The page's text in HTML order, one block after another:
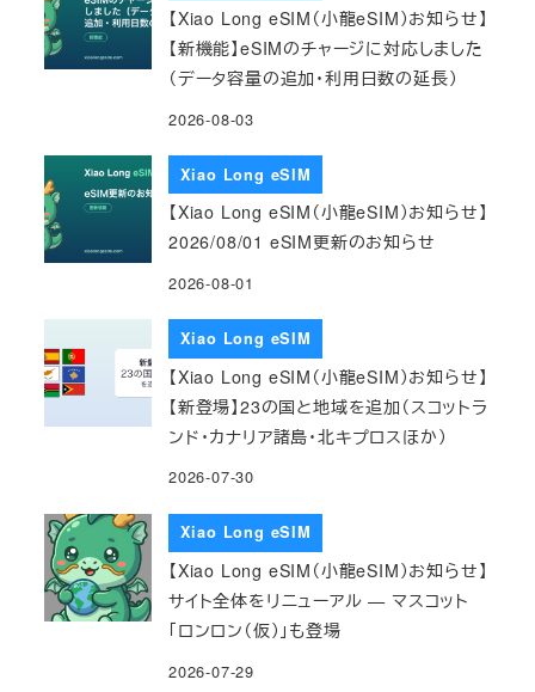
【Xiao Long eSIM（小龍eSIM）お知らせ】
【新機能】eSIMのチャージに対応しました
（データ容量の追加・利用日数の延長）
2026-08-03
Xiao Long eSIM
【Xiao Long eSIM（小龍eSIM）お知らせ】
2026/08/01 eSIM更新のお知らせ
2026-08-01
Xiao Long eSIM
【Xiao Long eSIM（小龍eSIM）お知らせ】
【新登場】23の国と地域を追加（スコットラ
ンド・カナリア諸島・北キプロスほか）
2026-07-30
Xiao Long eSIM
【Xiao Long eSIM（小龍eSIM）お知らせ】
サイト全体をリニューアル — マスコット
「ロンロン（仮）」も登場
2026-07-29